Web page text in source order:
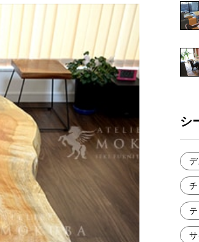
INFORMATION
NEWS
EVENT
メディア美術協力実績
シ